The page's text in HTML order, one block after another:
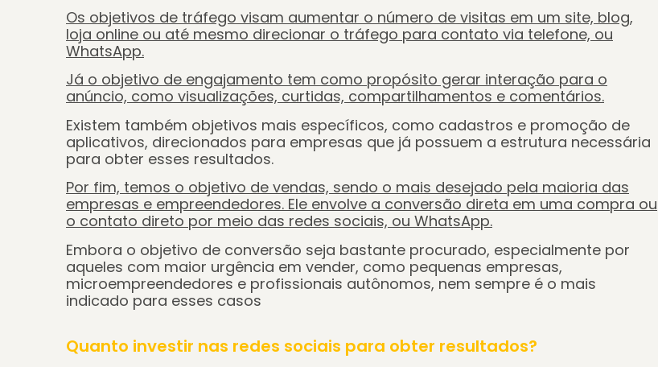
Os objetivos de tráfego visam aumentar o número de visitas em um site, blog,
loja online ou até mesmo direcionar o tráfego para contato via telefone, ou
WhatsApp.
Já o objetivo de engajamento tem como propósito gerar interação para o
anúncio, como visualizações, curtidas, compartilhamentos e comentários.
Existem também objetivos mais específicos, como cadastros e promoção de
aplicativos, direcionados para empresas que já possuem a estrutura necessária
para obter esses resultados.
Por fim, temos o objetivo de vendas, sendo o mais desejado pela maioria das
empresas e empreendedores. Ele envolve a conversão direta em uma compra ou
o contato direto por meio das redes sociais, ou WhatsApp.
Embora o objetivo de conversão seja bastante procurado, especialmente por
aqueles com maior urgência em vender, como pequenas empresas,
microempreendedores e profissionais autônomos, nem sempre é o mais
indicado para esses casos
Quanto investir nas redes sociais para obter resultados?